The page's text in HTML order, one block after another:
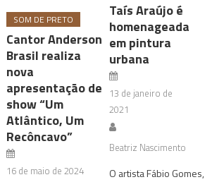
SOM DE PRETO
Cantor Anderson
Brasil realiza
nova
apresentação de
show “Um
Atlântico, Um
Recôncavo”
16 de maio de 2024
Taís Araújo é
homenageada
em pintura
urbana
13 de janeiro de
2021
Beatriz Nascimento
O artista Fábio Gomes,